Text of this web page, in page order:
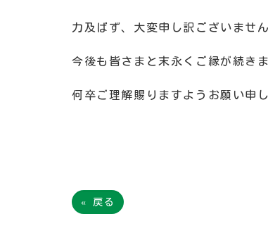
力及ばず、大変申し訳ございません
今後も皆さまと末永くご縁が続き
何卒ご理解賜りますようお願い申
有限会社
代表取
« 戻る